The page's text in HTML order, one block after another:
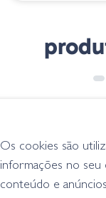
€ 6.05
Big Critter
039-005
Os cookies são
informações no
conteúdo e